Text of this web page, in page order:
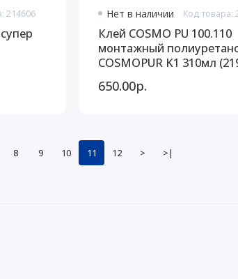
214606 Нет в наличии Код товара:
Клей COSMO PU 100.110
монтажный
COSMOPUR K1 310мл
650.00р.
8 9 10 11 12 > >|